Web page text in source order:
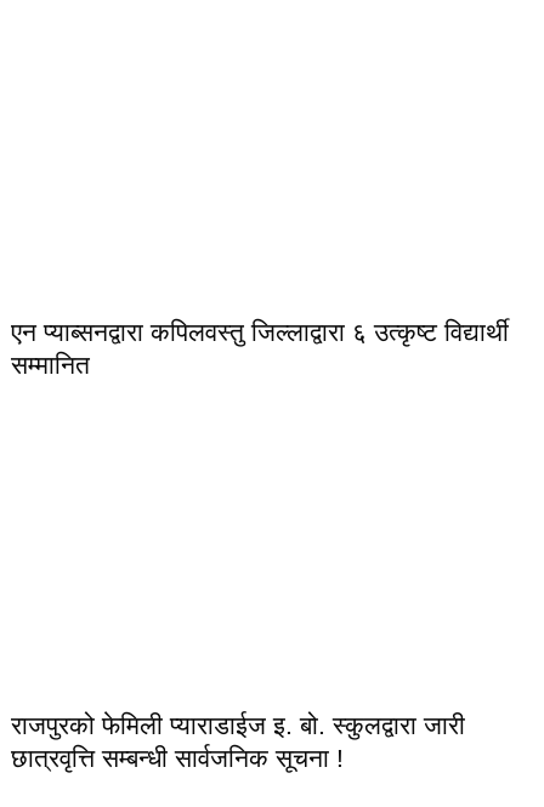
एन प्याब्सनद्वारा कपिलवस्तु जिल्लाद्वारा ६ उत्कृष्ट विद्यार्थी
सम्मानित
राजपुरको फेमिली प्याराडाईज इ. बो. स्कुलद्वारा जारी
छात्रवृत्ति सम्बन्धी सार्वजनिक सूचना !